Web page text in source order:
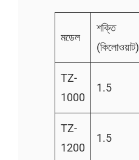
মডেল
শক্তি
(কিলোওয়াট)
TZ-
1000
1.5
TZ-
1200
1.5